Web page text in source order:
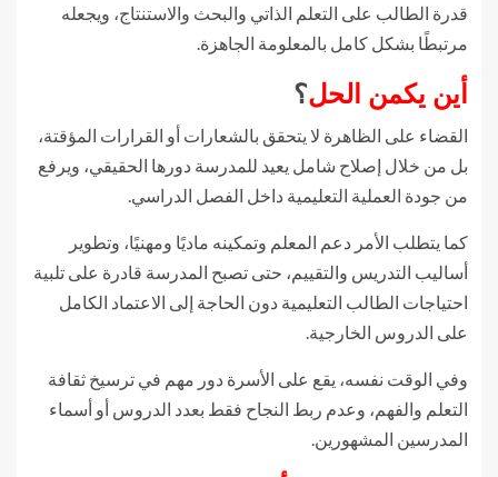
قدرة الطالب على التعلم الذاتي والبحث والاستنتاج، ويجعله
مرتبطًا بشكل كامل بالمعلومة الجاهزة.
أين يكمن الحل؟
القضاء على الظاهرة لا يتحقق بالشعارات أو القرارات المؤقتة،
بل من خلال إصلاح شامل يعيد للمدرسة دورها الحقيقي، ويرفع
من جودة العملية التعليمية داخل الفصل الدراسي.
كما يتطلب الأمر دعم المعلم وتمكينه ماديًا ومهنيًا، وتطوير
أساليب التدريس والتقييم، حتى تصبح المدرسة قادرة على تلبية
احتياجات الطالب التعليمية دون الحاجة إلى الاعتماد الكامل
على الدروس الخارجية.
وفي الوقت نفسه، يقع على الأسرة دور مهم في ترسيخ ثقافة
التعلم والفهم، وعدم ربط النجاح فقط بعدد الدروس أو أسماء
المدرسين المشهورين.